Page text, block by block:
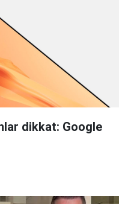
dikkat: Google